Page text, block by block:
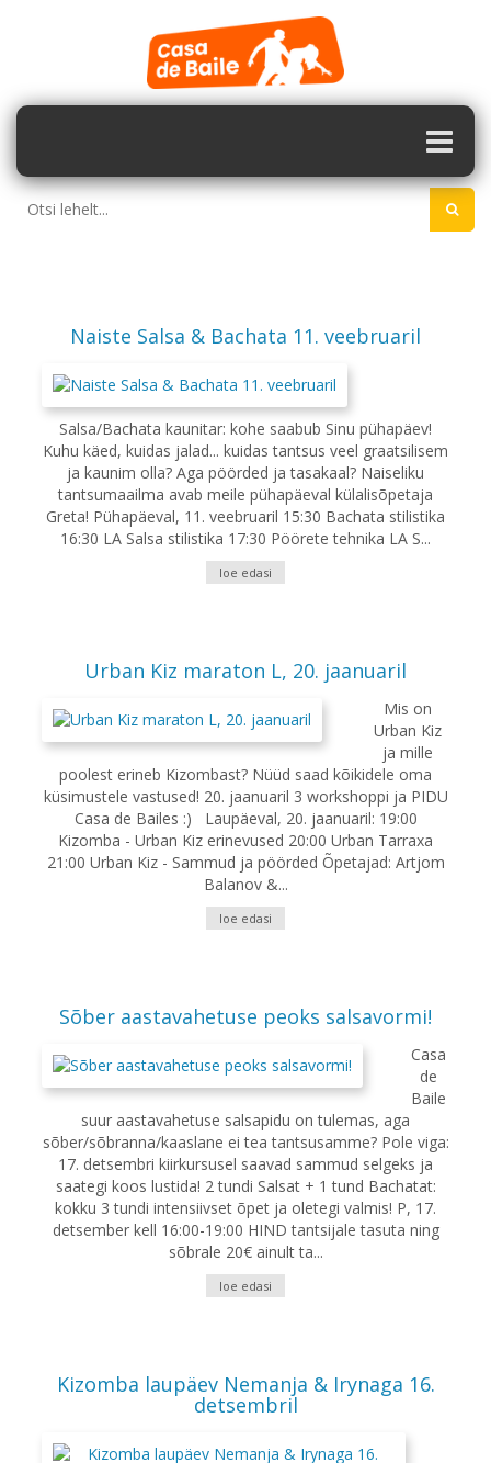
Naiste Salsa & Bachata 11. veebruaril
Salsa/Bachata kaunitar: kohe saabub Sinu pühapäev!
Kuhu käed, kuidas jalad... kuidas tantsus veel graatsilisem
ja kaunim olla? Aga pöörded ja tasakaal? Naiseliku
tantsumaailma avab meile pühapäeval külalisõpetaja
Greta! Pühapäeval, 11. veebruaril 15:30 Bachata stilistika
16:30 LA Salsa stilistika 17:30 Pöörete tehnika LA S...
loe edasi
Urban Kiz maraton L, 20. jaanuaril
Mis on
Urban Kiz
ja mille
poolest erineb Kizombast? Nüüd saad kõikidele oma
küsimustele vastused! 20. jaanuaril 3 workshoppi ja PIDU
Casa de Bailes :) Laupäeval, 20. jaanuaril: 19:00
Kizomba - Urban Kiz erinevused 20:00 Urban Tarraxa
21:00 Urban Kiz - Sammud ja pöörded Õpetajad: Artjom
Balanov &...
loe edasi
Sõber aastavahetuse peoks salsavormi!
Casa
de
Baile
suur aastavahetuse salsapidu on tulemas, aga
sõber/sõbranna/kaaslane ei tea tantsusamme? Pole viga:
17. detsembri kiirkursusel saavad sammud selgeks ja
saategi koos lustida! 2 tundi Salsat + 1 tund Bachatat:
kokku 3 tundi intensiivset õpet ja oletegi valmis! P, 17.
detsember kell 16:00-19:00 HIND tantsijale tasuta ning
sõbrale 20€ ainult ta...
loe edasi
Kizomba laupäev Nemanja & Irynaga 16.
detsembril